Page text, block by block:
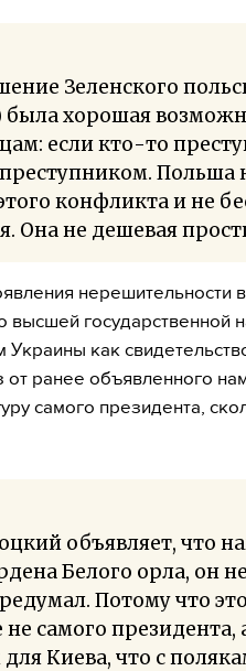
Зеленского
хорошая
если кто-то
Польша
конфликта и не
Она не дешевая
нерешительности
высшей государственной
как
ранее объявленного
самого президента,
объявляет, что
Белого орла, он
Потому что
самого президента,
Киева, что с